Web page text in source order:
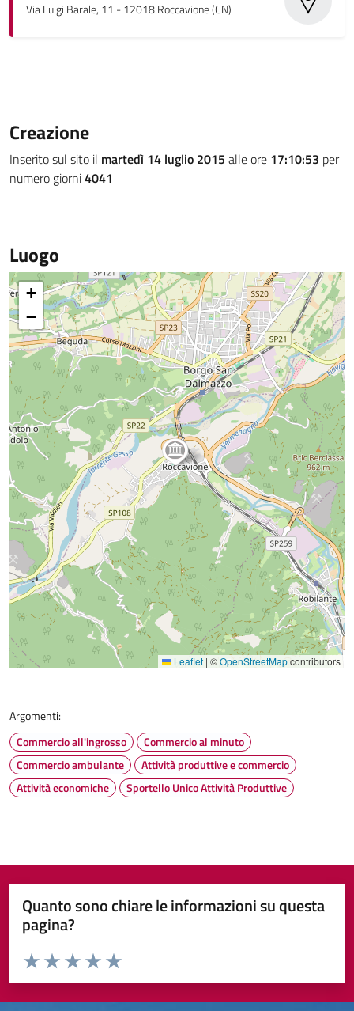
Via Luigi Barale, 11 - 12018 Roccavione (CN)
Creazione
Inserito sul sito il martedì 14 luglio 2015 alle ore 17:10:53 per
numero giorni4041
Luogo
+
−
Leaflet | ©OpenStreetMapcontributors
Argomenti:
Commercio all'ingrosso
Commercio al minuto
Commercio ambulante
Attività produttive e commercio
Attività economiche
Sportello Unico Attività Produttive
Quanto sono chiare le informazioni su questa
pagina?
Valuta da 1 a 5 stelle la pagina
Valuta 5 stelle su 5
Valuta 4 stelle su 5
Valuta 3 stelle su 5
Valuta 2 stelle su 5
Valuta 1 stelle su 5